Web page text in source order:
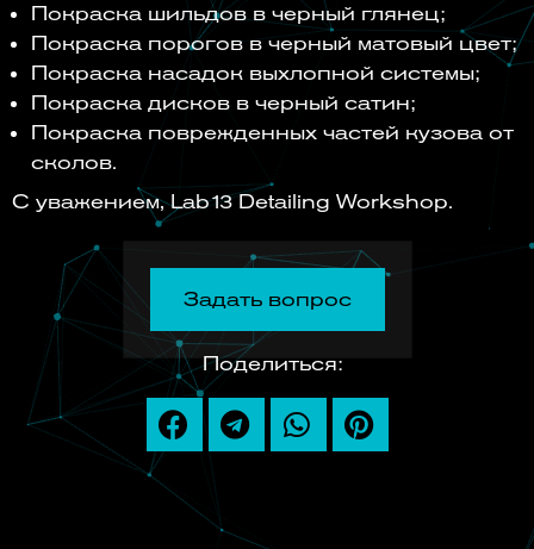
Покраска шильдов в черный глянец;
Покраска порогов в черный матовый цвет;
Покраска насадок выхлопной системы;
Покраска дисков в черный сатин;
Покраска поврежденных частей кузова от
сколов.
С уважением, Lab13 Detailing Workshop.
Задать вопрос
Поделиться: